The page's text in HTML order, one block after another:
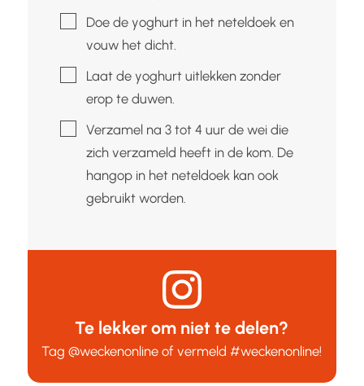
▢Doe de yoghurt in het neteldoek en
vouw het dicht.
▢Laat de yoghurt uitlekken zonder
erop te duwen.
▢Verzamel na 3 tot 4 uur de wei die
zich verzameld heeft in de kom. De
hangop in het neteldoek kan ook
gebruikt worden.
Te lekker om niet te delen?
Tag@weckenonline of vermeld#weckenonline!